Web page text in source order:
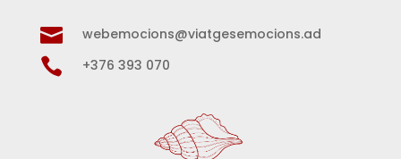
 webemocions@viatgesemocions.ad
 +376 393 070